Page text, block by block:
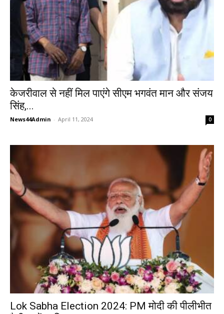
केजरीवाल से नहीं मिल पाएंगे सीएम भगवंत मान और संजय
सिंह,...
News44Admin - April 11, 2024 0
Lok Sabha Election 2024: PM मोदी की पीलीभीत